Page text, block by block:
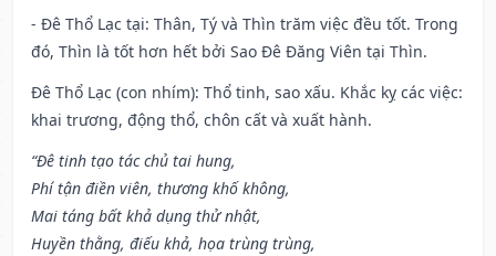
- Đê Thổ Lạc tại: Thân, Tý và Thìn trăm việc đều tốt. Trong
đó, Thìn là tốt hơn hết bởi Sao Đê Đăng Viên tại Thìn.
Đê Thổ Lạc (con nhím): Thổ tinh, sao xấu. Khắc kỵ các việc:
khai trương, động thổ, chôn cất và xuất hành.
“Đê tinh tạo tác chủ tai hung,
Phí tận điền viên, thương khố không,
Mai táng bất khả dụng thử nhật,
Huyền thằng, điếu khả, họa trùng trùng,